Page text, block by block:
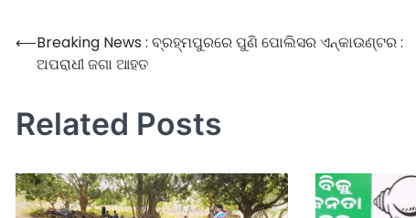
⟵Breaking News : ବ୍ରହ୍ମପୁରରେ ପୁଣି ପୋଲିସର ଏନ୍‌କାଉଣ୍ଟର :
ଅପରାଧୀ ଜଗା ଆହତ
Related Posts